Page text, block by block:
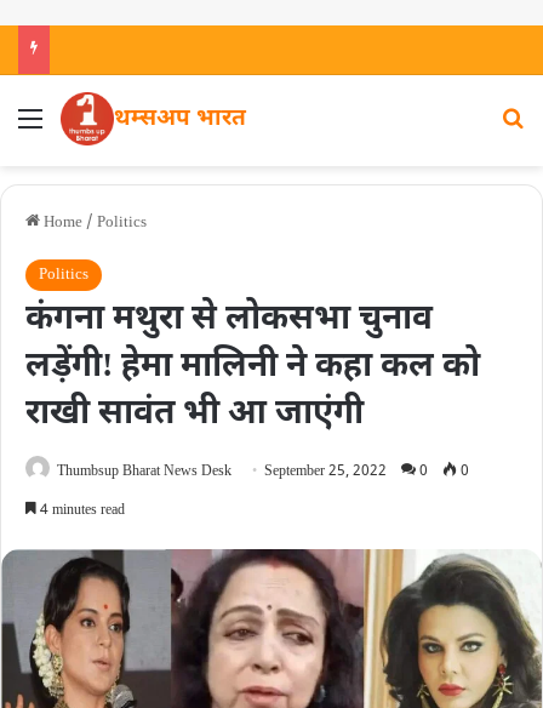
थम्सअप भारत
Home / Politics
Politics
कंगना मथुरा से लोकसभा चुनाव
लड़ेंगीǃ हेमा मालिनी ने कहा कल को
राखी सावंत भी आ जाएंगी
Thumbsup Bharat News Desk September 25, 2022 0
0
4 minutes read